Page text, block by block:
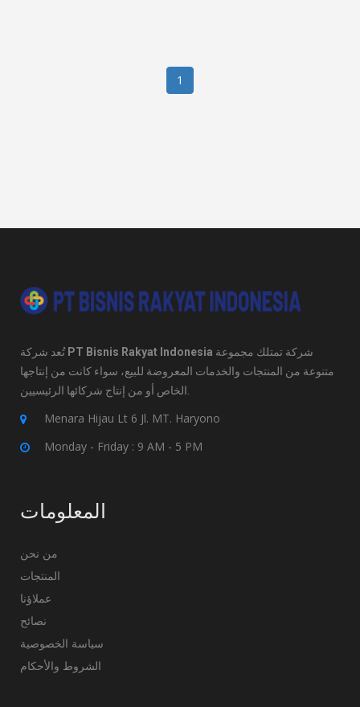
1
تُعد شركة PT Bisnis Rakyat Indonesia
متنوعة من المنتجات والخدمات المعروضة للبيع، سواء كانت من إنتاجها
Menara Hijau Lt 6 Jl. MT. Haryono
Monday - Friday : 9 AM - 5 PM
المعلومات
من نحن
المنتجات
عملاؤنا
سياسة الخصوصية
الشروط والأحكام